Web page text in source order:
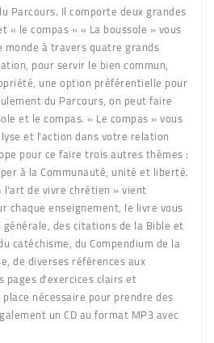
Parcours. Il comporte deux grandes
« le compas » « La boussole » vous
monde à travers quatre grands
pour servir le bien commun,
une option préférentielle pour
du Parcours, on peut faire
et le compas. « Le compas » vous
et l'action dans votre relation
pour ce faire trois autres thèmes :
à la Communauté, unité et liberté.
l'art de vivre chrétien » vient
chaque enseignement, le livre vous
des citations de la Bible et
catéchisme, du Compendium de la
de diverses références aux
pages d'exercices clairs et
nécessaire pour prendre des
un CD au format MP3 avec